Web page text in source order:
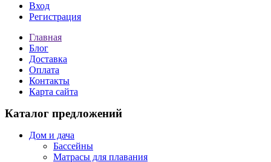
Вход
Регистрация
Главная
Блог
Доставка
Оплата
Контакты
Карта сайта
Каталог предложений
Дом и дача
Бассейны
Матрасы для плавания